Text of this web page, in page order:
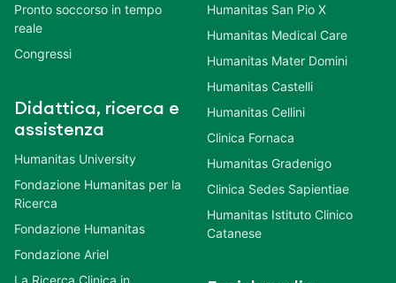
Pronto soccorso in tempo
reale
Congressi
Didattica, ricerca e
assistenza
Humanitas University
Fondazione Humanitas per la
Ricerca
Fondazione Humanitas
Fondazione Ariel
La Ricerca Clinica in
Humanitas San Pio X
Humanitas Medical Care
Humanitas Mater Domini
Humanitas Castelli
Humanitas Cellini
Clinica Fornaca
Humanitas Gradenigo
Clinica Sedes Sapientiae
Humanitas Istituto Clinico
Catanese